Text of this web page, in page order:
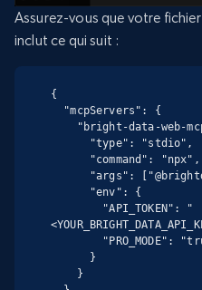
Assurez-vous que votre fichier
inclut ce qui suit :
{